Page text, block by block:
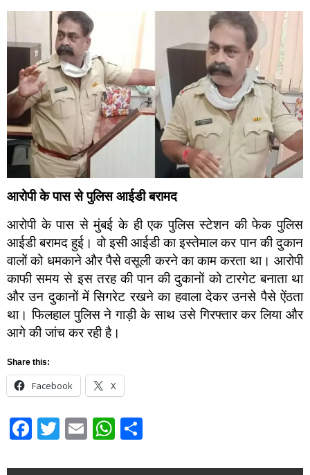
आरोपी के पास से पुलिस आईडी बरामद
आरोपी के पास से मुंबई के ही एक पुलिस स्टेशन की फेक पुलिस
आईडी बरामद हुई। वो इसी आईडी का इस्तेमाल कर पान की दुकान
वालों को धमकाने और पैसे वसूली करने का काम करता था। आरोपी
काफी समय से इस तरह की पान की दुकानों को टारगेट बनाता था
और उन दुकानों में सिगरेट रखने का हवाला देकर उनसे पैसे ऐंठता
था। फिलहाल पुलिस ने गाड़ी के साथ उसे गिरफ्तार कर लिया और
आगे की जांच कर रही है।
Share this:
Facebook X
Facebook
Twitter
EmailWhatsApp